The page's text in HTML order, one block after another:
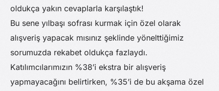
oldukça yakın cevaplarla karşılaştık!
Bu sene yılbaşı sofrası kurmak için özel olarak
alışveriş yapacak mısınız şeklinde yönelttiğimiz
sorumuzda rekabet oldukça fazlaydı.
Katılımcılarımızın %38’i ekstra bir alışveriş
yapmayacağını belirtirken, %35’i de bu akşama özel